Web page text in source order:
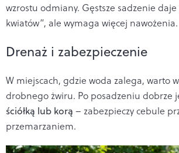
wzrostu odmiany. Gęstsze sadzenie
kwiatów”, ale wymaga więcej nawożenia.
Drenaż i zabezpieczenie
W miejscach, gdzie woda zalega, warto
drobnego żwiru. Po posadzeniu dobrze
ściółką lub korą – zabezpieczy cebule
przemarzaniem.